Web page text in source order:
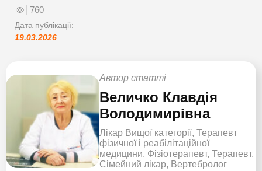
760
Дата публікації:
19.03.2026
Автор статті
Величко Клавдія
Володимирівна
Лікар Вищої категорії, Терапевт
фізичної і реабілітаційної
медицини, Фізіотерапевт, Терапевт,
Сімейний лікар, Вертебролог